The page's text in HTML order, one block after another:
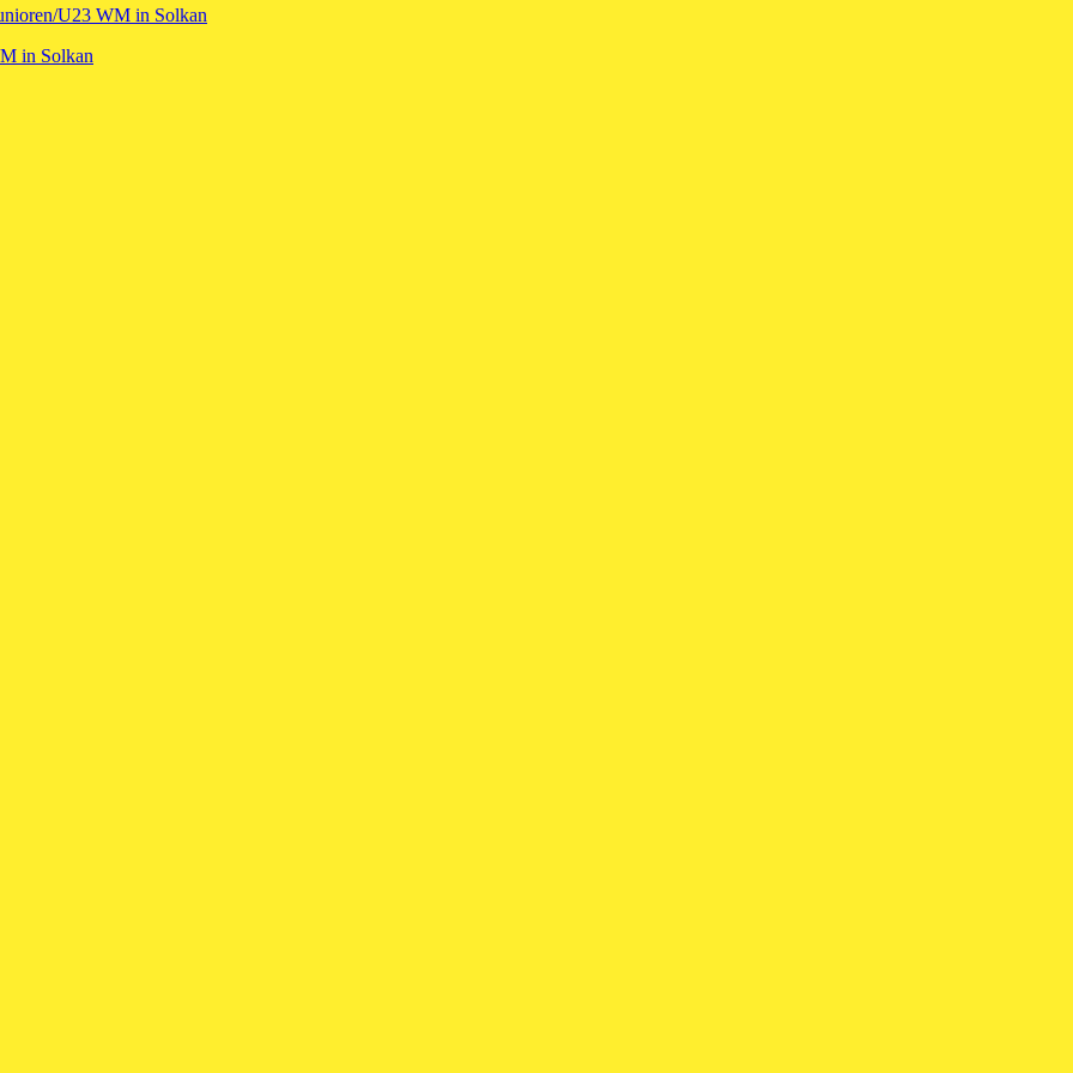
U23 WM in Solkan
in Solkan